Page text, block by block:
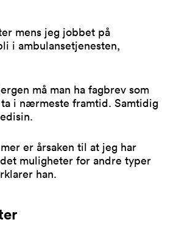
mens jeg jobbet på
i ambulansetjenesten,
må man ha fagbrev som
i nærmeste framtid. Samtidig
er årsaken til at jeg har
muligheter for andre typer
han.